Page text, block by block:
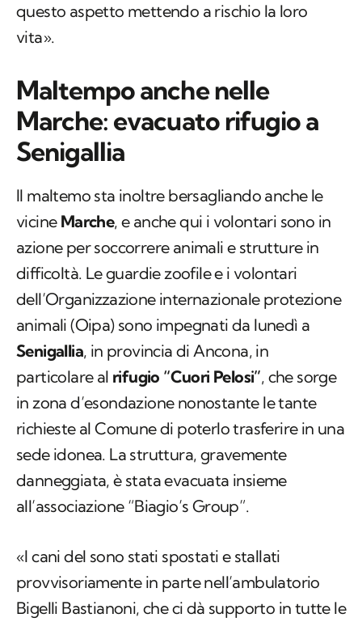
questo aspetto mettendo a rischio la loro
vita».
Maltempo anche nelle
Marche: evacuato rifugio a
Senigallia
Il maltemo sta inoltre bersagliando anche le
vicine Marche, e anche qui i volontari sono in
azione per soccorrere animali e strutture in
difficoltà. Le guardie zoofile e i volontari
dell’Organizzazione internazionale protezione
animali (Oipa) sono impegnati da lunedì a
Senigallia, in provincia di Ancona, in
particolare al rifugio “Cuori Pelosi”, che sorge
in zona d’esondazione nonostante le tante
richieste al Comune di poterlo trasferire in una
sede idonea. La struttura, gravemente
danneggiata, è stata evacuata insieme
all’associazione “Biagio’s Group”.
«I cani del sono stati spostati e stallati
provvisoriamente in parte nell’ambulatorio
Bigelli Bastianoni, che ci dà supporto in tutte le